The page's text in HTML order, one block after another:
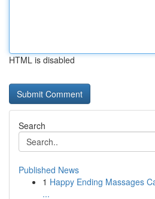
HTML is disabled
Search
Published News
1 Happy Ending Massages
...